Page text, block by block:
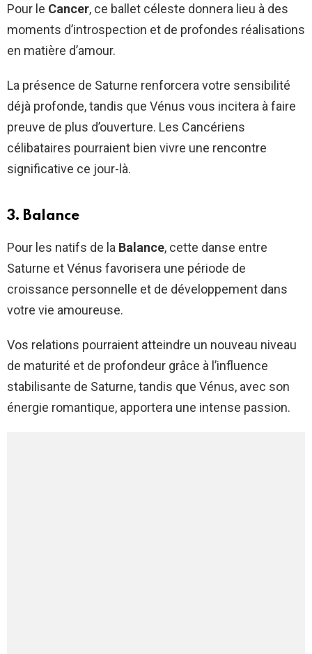
Pour le Cancer, ce ballet céleste donnera lieu à des
moments d’introspection et de profondes réalisations
en matière d’amour.
La présence de Saturne renforcera votre sensibilité
déjà profonde, tandis que Vénus vous incitera à faire
preuve de plus d’ouverture. Les Cancériens
célibataires pourraient bien vivre une rencontre
significative ce jour-là.
3. Balance
Pour les natifs de la Balance, cette danse entre
Saturne et Vénus favorisera une période de
croissance personnelle et de développement dans
votre vie amoureuse.
Vos relations pourraient atteindre un nouveau niveau
de maturité et de profondeur grâce à l’influence
stabilisante de Saturne, tandis que Vénus, avec son
énergie romantique, apportera une intense passion.